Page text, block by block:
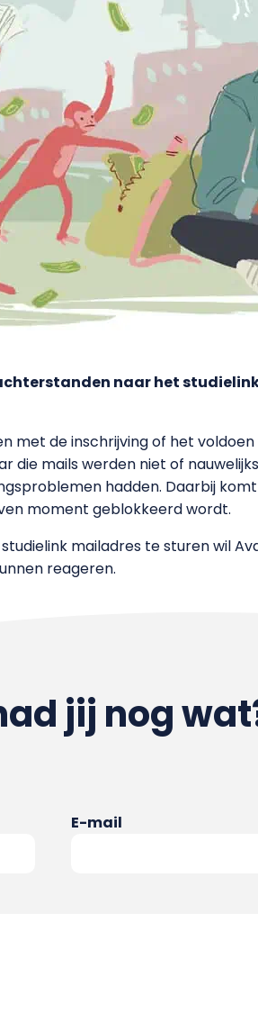
naar het
met de inschrijving of het
die mails werden niet of
hadden. Daarbij
moment geblokkeerd wordt.
mailadres te sturen wil
reageren.
jij nog
E-mail